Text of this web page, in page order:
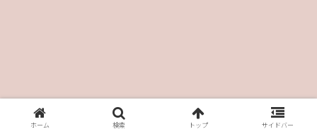
ホーム 検索 トップ サイドバー